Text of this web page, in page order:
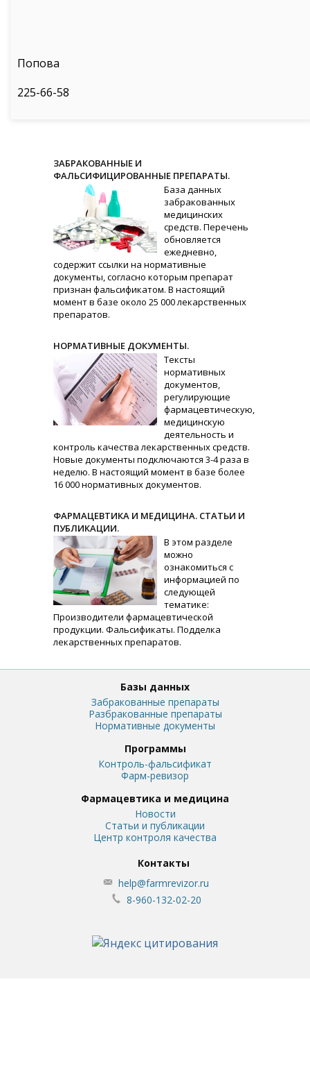
Попова
225-66-58
ЗАБРАКОВАННЫЕ И
ФАЛЬСИФИЦИРОВАННЫЕ ПРЕПАРАТЫ.
База данных
забракованных
медицинских
средств. Перечень
обновляется
ежедневно,
содержит ссылки на нормативные
документы, согласно которым препарат
признан фальсификатом. В настоящий
момент в базе около 25 000 лекарственных
препаратов.
НОРМАТИВНЫЕ ДОКУМЕНТЫ.
Тексты
нормативных
документов,
регулирующие
фармацевтическую,
медицинскую
деятельность и
контроль качества лекарственных средств.
Новые документы подключаются 3-4 раза в
неделю. В настоящий момент в базе более
16 000 нормативных документов.
ФАРМАЦЕВТИКА И МЕДИЦИНА. СТАТЬИ И
ПУБЛИКАЦИИ.
В этом разделе
можно
ознакомиться с
информацией по
следующей
тематике:
Производители фармацевтической
продукции. Фальсификаты. Подделка
лекарственных препаратов.
Базы данных
Забракованные препараты
Разбракованные препараты
Нормативные документы
Программы
Контроль-фальсификат
Фарм-ревизор
Фармацевтика и медицина
Новости
Статьи и публикации
Центр контроля качества
Контакты
help@farmrevizor.ru
8-960-132-02-20